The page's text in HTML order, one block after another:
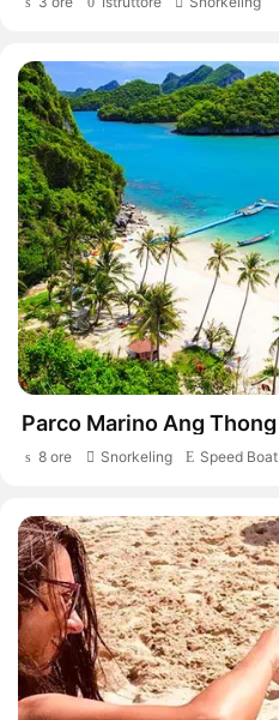
Parco Marino Ang Thong
8 ore Snorkeling Speed Boat